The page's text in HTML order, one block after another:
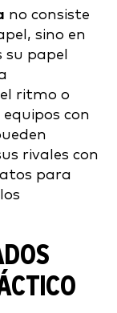
no consiste
sino en
papel
ritmo o
con
rivales con
para